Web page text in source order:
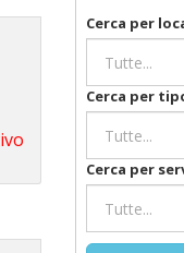
Cerca per
Cerca per
Cerca per